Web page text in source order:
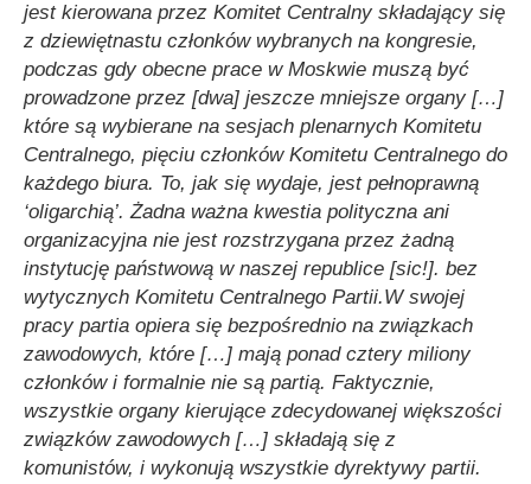
jest kierowana przez Komitet Centralny składający się
z dziewiętnastu członków wybranych na kongresie,
podczas gdy obecne prace w Moskwie muszą być
prowadzone przez [dwa] jeszcze mniejsze organy […]
które są wybierane na sesjach plenarnych Komitetu
Centralnego, pięciu członków Komitetu Centralnego do
każdego biura. To, jak się wydaje, jest pełnoprawną
‘oligarchią’. Żadna ważna kwestia polityczna ani
organizacyjna nie jest rozstrzygana przez żadną
instytucję państwową w naszej republice [sic!]. bez
wytycznych Komitetu Centralnego Partii.W swojej
pracy partia opiera się bezpośrednio na związkach
zawodowych, które […] mają ponad cztery miliony
członków i formalnie nie są partią. Faktycznie,
wszystkie organy kierujące zdecydowanej większości
związków zawodowych […] składają się z
komunistów, i wykonują wszystkie dyrektywy partii.